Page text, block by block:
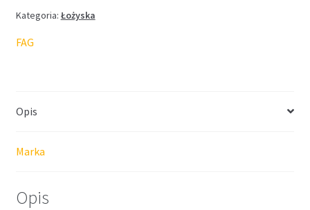
Kategoria: Łożyska
FAG
Opis
Marka
Opis